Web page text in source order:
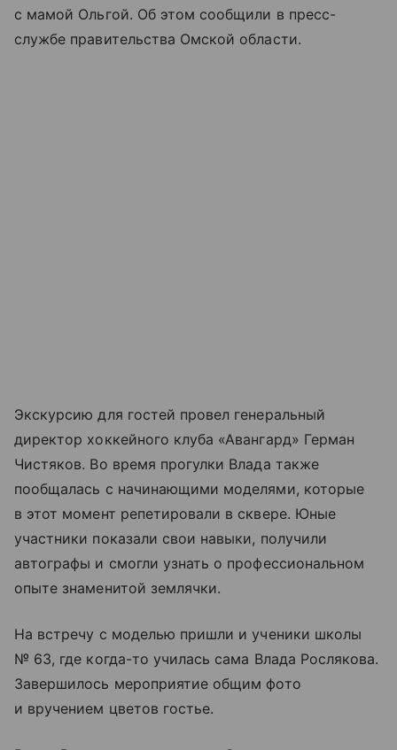
с мамой Ольгой. Об этом сообщили в пресс-
службе правительства Омской области.
Экскурсию для гостей провел генеральный
директор хоккейного клуба «Авангард» Герман
Чистяков. Во время прогулки Влада также
пообщалась с начинающими моделями, которые
в этот момент репетировали в сквере. Юные
участники показали свои навыки, получили
автографы и смогли узнать о профессиональном
опыте знаменитой землячки.
На встречу с моделью пришли и ученики школы
№ 63, где когда-то училась сама Влада Рослякова.
Завершилось мероприятие общим фото
и вручением цветов гостье.